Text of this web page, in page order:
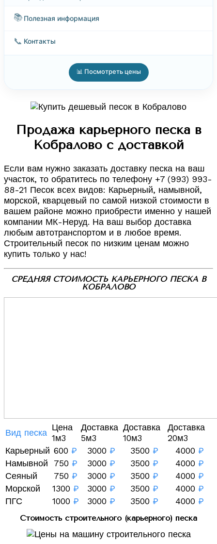
📚 Полезная информация
📞 Контакты
📊 Посмотреть цены
Продажа карьерного песка в
Кобралово с доставкой
Если вам нужно заказать доставку песка на ваш
участок, то обратитесь по телефону +7 (993) 993-
88-21 Песок всех видов: Карьерный, намывной,
морской, кварцевый по самой низкой стоимости в
вашем районе можно приобрести именно у нашей
компании МК-Неруд. На ваш выбор доставка
любым автотранспортом и в любое время.
Строительный песок по низким ценам можно
купить только у нас!
СРЕДНЯЯ СТОИМОСТЬ КАРЬЕРНОГО ПЕСКА В
КОБРАЛОВО
Вид песка
Цена
1м3
Доставка
5м3
Доставка
10м3
Доставка
20м3
Карьерный 600 ₽ 3000 ₽ 3500 ₽ 4000 ₽
Намывной
750 ₽ 3000 ₽ 3500 ₽ 4000 ₽
Сеяный
750 ₽ 3000 ₽ 3500 ₽ 4000 ₽
Морской
1300 ₽ 3000 ₽ 3500 ₽ 4000 ₽
ПГС
1000 ₽ 3000 ₽ 3500 ₽ 4000 ₽
Стоимость строительного (карьерного) песка